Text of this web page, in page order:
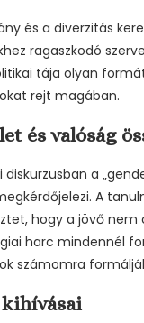
és a diverzitás
ragaszkodó
tája olyan
rejt magában.
és valóság
diskurzusban a
A
hogy a jövő nem
harc mindennél
számomra
kihívásai